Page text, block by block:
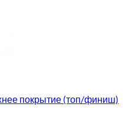
покрытие (топ/финиш)